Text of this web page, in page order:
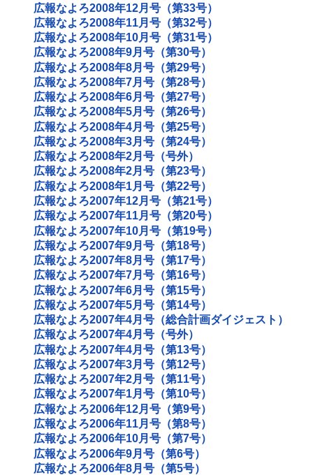
広報なよろ2008年12月号（第33号）
広報なよろ2008年11月号（第32号）
広報なよろ2008年10月号（第31号）
広報なよろ2008年9月号（第30号）
広報なよろ2008年8月号（第29号）
広報なよろ2008年7月号（第28号）
広報なよろ2008年6月号（第27号）
広報なよろ2008年5月号（第26号）
広報なよろ2008年4月号（第25号）
広報なよろ2008年3月号（第24号）
広報なよろ2008年2月号（号外）
広報なよろ2008年2月号（第23号）
広報なよろ2008年1月号（第22号）
広報なよろ2007年12月号（第21号）
広報なよろ2007年11月号（第20号）
広報なよろ2007年10月号（第19号）
広報なよろ2007年9月号（第18号）
広報なよろ2007年8月号（第17号）
広報なよろ2007年7月号（第16号）
広報なよろ2007年6月号（第15号）
広報なよろ2007年5月号（第14号）
広報なよろ2007年4月号（総合計画ダイジェスト）
広報なよろ2007年4月号（号外）
広報なよろ2007年4月号（第13号）
広報なよろ2007年3月号（第12号）
広報なよろ2007年2月号（第11号）
広報なよろ2007年1月号（第10号）
広報なよろ2006年12月号（第9号）
広報なよろ2006年11月号（第8号）
広報なよろ2006年10月号（第7号）
広報なよろ2006年9月号（第6号）
広報なよろ2006年8月号（第5号）